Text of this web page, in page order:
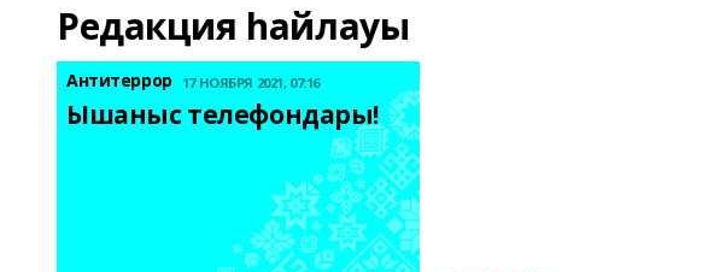
Редакция һайлауы
Антитеррор 17 НОЯБРЯ 2021, 07:16
Ышаныс телефондары!